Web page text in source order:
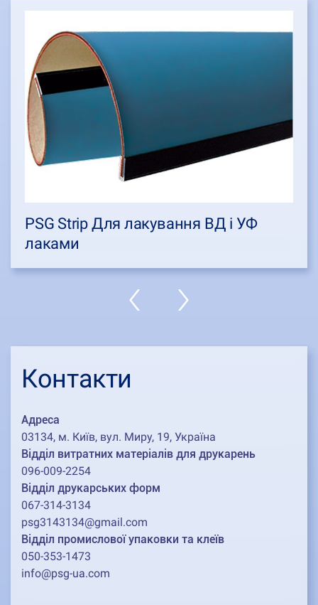
PSG Strip Для лакування ВД і УФ
лаками
Контакти
Адреса
03134, м. Київ, вул. Миру, 19, Україна
Відділ витратних матеріалів для друкарень
096-009-2254
Відділ друкарських форм
067-314-3134
psg3143134@gmail.com
Відділ промислової упаковки та клеїв
050-353-1473
info@psg-ua.com